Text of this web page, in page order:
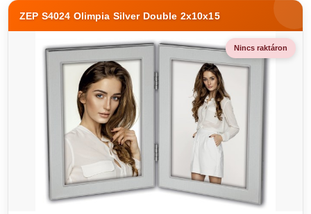
ZEP S4024 Olimpia Silver Double 2x10x15
Nincs raktáron